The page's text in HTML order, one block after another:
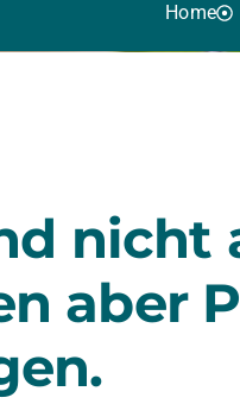
Home
nicht
aber